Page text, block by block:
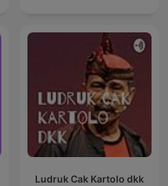
Ludruk Cak Kartolo dkk